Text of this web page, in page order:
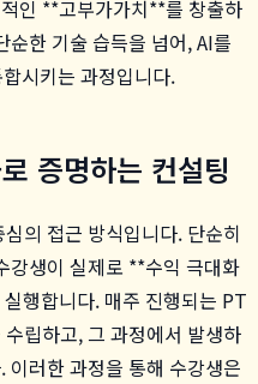
인 **고부가가치**를 창출하
한 기술 습득을 넘어, AI를
시키는 과정입니다.
증명하는 컨설팅
의 접근 방식입니다. 단순히
강생이 실제로 **수익 극대화
행합니다. 매주 진행되는 PT
립하고, 그 과정에서 발생하
이러한 과정을 통해 수강생은